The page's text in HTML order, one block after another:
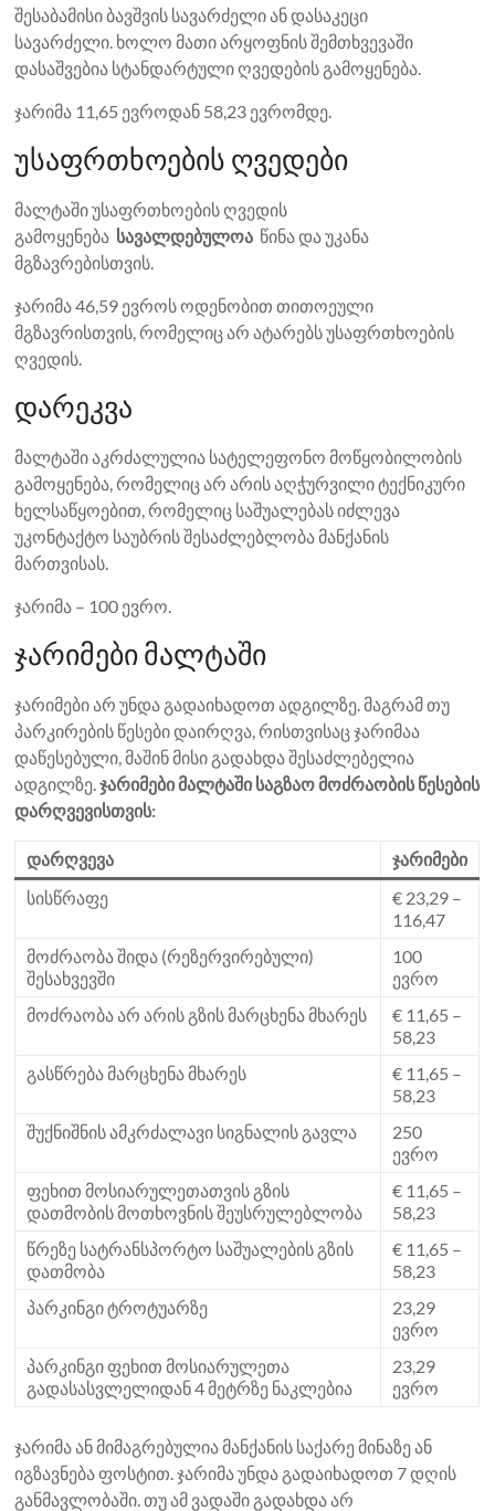
შესაბამისი ბავშვის სავარძელი ან დასაკეცი
სავარძელი. ხოლო მათი არყოფნის შემთხვევაში
დასაშვებია სტანდარტული ღვედების გამოყენება.
ჯარიმა 11,65 ევროდან 58,23 ევრომდე.
უსაფრთხოების ღვედები
მალტაში უსაფრთხოების ღვედის
გამოყენება სავალდებულოა წინა და უკანა
მგზავრებისთვის.
ჯარიმა 46,59 ევროს ოდენობით თითოეული
მგზავრისთვის, რომელიც არ ატარებს უსაფრთხოების
ღვედის.
დარეკვა
მალტაში აკრძალულია სატელეფონო მოწყობილობის
გამოყენება, რომელიც არ არის აღჭურვილი ტექნიკური
ხელსაწყოებით, რომელიც საშუალებას იძლევა
უკონტაქტო საუბრის შესაძლებლობა მანქანის
მართვისას.
ჯარიმა – 100 ევრო.
ჯარიმები მალტაში
ჯარიმები არ უნდა გადაიხადოთ ადგილზე. მაგრამ თუ
პარკირების წესები დაირღვა, რისთვისაც ჯარიმაა
დაწესებული, მაშინ მისი გადახდა შესაძლებელია
ადგილზე.ჯარიმები მალტაში საგზაო მოძრაობის წესების
დარღვევისთვის:
დარღვევა
ჯარიმები
სისწრაფე
€ 23,29 –
116,47
მოძრაობა შიდა (რეზერვირებული)
შესახვევში
100
ევრო
მოძრაობა არ არის გზის მარცხენა მხარეს
€ 11,65 –
58,23
გასწრება მარცხენა მხარეს
€ 11,65 –
58,23
შუქნიშნის ამკრძალავი სიგნალის გავლა
250
ევრო
ფეხით მოსიარულეთათვის გზის
დათმობის მოთხოვნის შეუსრულებლობა
€ 11,65 –
58,23
წრეზე სატრანსპორტო საშუალების გზის
დათმობა
€ 11,65 –
58,23
პარკინგი ტროტუარზე
23,29
ევრო
პარკინგი ფეხით მოსიარულეთა
გადასასვლელიდან 4 მეტრზე ნაკლებია
23,29
ევრო
ჯარიმა ან მიმაგრებულია მანქანის საქარე მინაზე ან
იგზავნება ფოსტით. ჯარიმა უნდა გადაიხადოთ 7 დღის
განმავლობაში. თუ ამ ვადაში გადახდა არ